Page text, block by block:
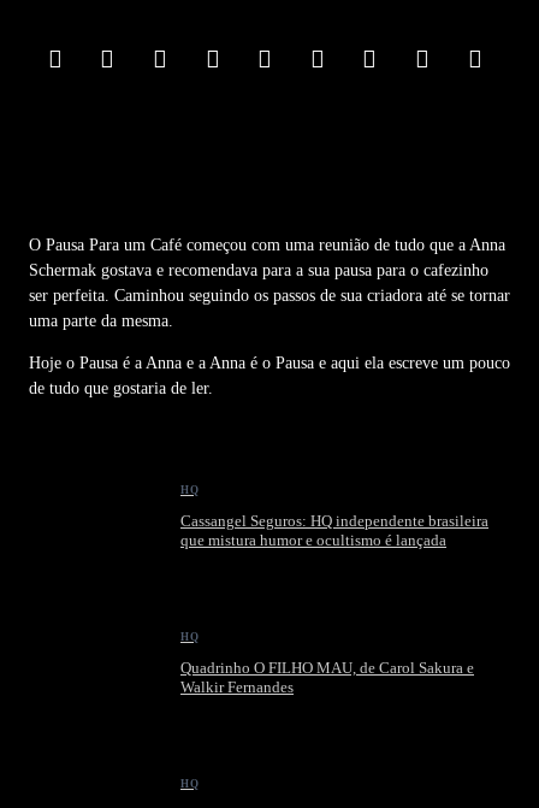
O Pausa Para um Café começou com uma reunião de tudo que a Anna
Schermak gostava e recomendava para a sua pausa para o cafezinho
ser perfeita. Caminhou seguindo os passos de sua criadora até se tornar
uma parte da mesma.
Hoje o Pausa é a Anna e a Anna é o Pausa e aqui ela escreve um pouco
de tudo que gostaria de ler.
HQ
Cassangel Seguros: HQ independente brasileira
que mistura humor e ocultismo é lançada
HQ
Quadrinho O FILHO MAU, de Carol Sakura e
Walkir Fernandes
HQ